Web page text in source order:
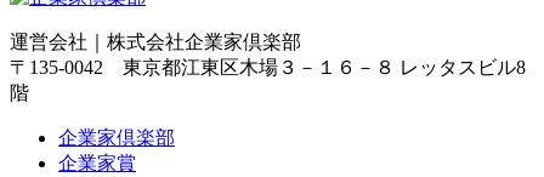
運営会社｜ 株式会社企業家倶楽部
〒135-0042 東京都江東区木場３－１６－８ レッタスビル8
階
企業家倶楽部
企業家賞